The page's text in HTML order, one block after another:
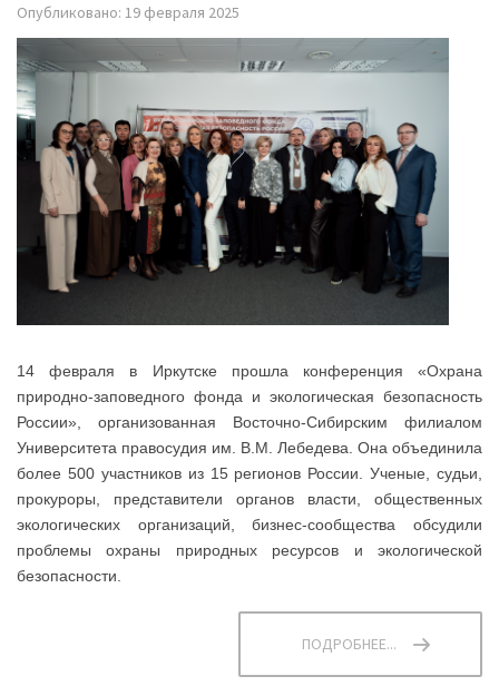
Опубликовано: 19 февраля 2025
14 февраля в Иркутске прошла конференция «Охрана
природно-заповедного фонда и экологическая безопасность
России», организованная Восточно-Сибирским филиалом
Университета правосудия им. В.М. Лебедева. Она объединила
более 500 участников из 15 регионов России. Ученые, судьи,
прокуроры, представители органов власти, общественных
экологических организаций, бизнес-сообщества обсудили
проблемы охраны природных ресурсов и экологической
безопасности.
ПОДРОБНЕЕ...